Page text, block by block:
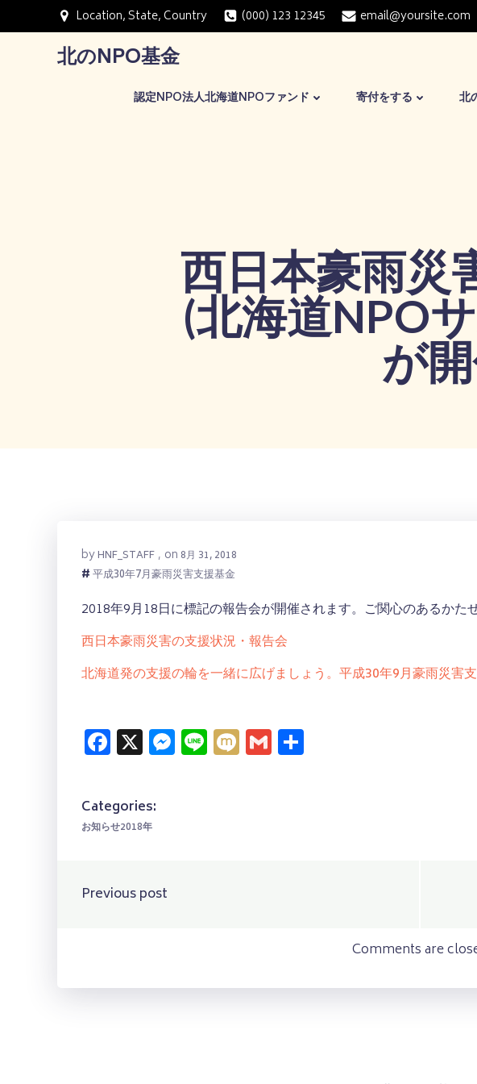
ン
Location, State, Country (000) 123 12345 email@yoursite.com
北のNPO基金
認定NPO法人北海道NPOファンド 寄付をする 北
西日本豪雨災
(北海道NPO
が
byHNF_STAFF , on 8月 31, 2018
#平成30年7月豪雨災害支援基金
2018年9月18日に標記の報告会が開催されます。ご関心のあるかた
西日本豪雨災害の支援状況・報告会
北海道発の支援の輪を一緒に広げましょう。平成30年9月豪雨災害
Facebook
X Messenger
LineMixiGmail
Categories:
お知らせ2018年
Post
Previous post
Comments are